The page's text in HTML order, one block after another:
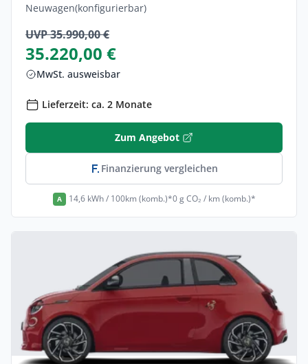
Neuwagen(konfigurierbar)
UVP 35.990,00 €
35.220,00 €
MwSt. ausweisbar
Lieferzeit: ca. 2 Monate
Zum Angebot
Finanzierung vergleichen
A 14,6 kWh / 100km (komb.)*0 g CO₂ / km (komb.)*